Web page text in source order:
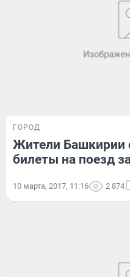
ГОРОД
Жители Башкирии
билеты на поезд
10 марта, 2017, 11:16 2 874